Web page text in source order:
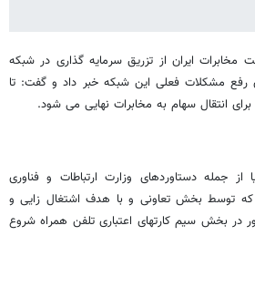
ایران از تزریق سرمایه گذاری در شبکه
رفع مشکلات فعلی این شبکه خبر داد و گفت: تا
برای انتقال سهام به مخابرات نهایی می شود.
از جمله دستاوردهای وزارت ارتباطات و فناوری
توسط بخش تعاونی و با هدف اشتغال زایی و
در بخش سیم کارتهای اعتباری تلفن همراه شروع